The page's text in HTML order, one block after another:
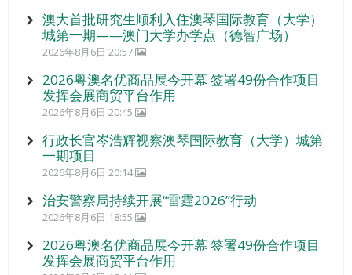
澳大首批研究生顺利入住澳琴国际教育（大学）
城第一期——澳门大学办学点（德智广场）
2026年8月6日 20:57
2026粤澳名优商品展今开幕 签署49份合作项目
发挥会展商贸平台作用
2026年8月6日 20:45
行政长官岑浩辉视察澳琴国际教育（大学）城第
一期项目
2026年8月6日 20:14
治安警察局持续开展“雷霆2026”行动
2026年8月6日 18:55
2026粤澳名优商品展今开幕 签署49份合作项目
发挥会展商贸平台作用